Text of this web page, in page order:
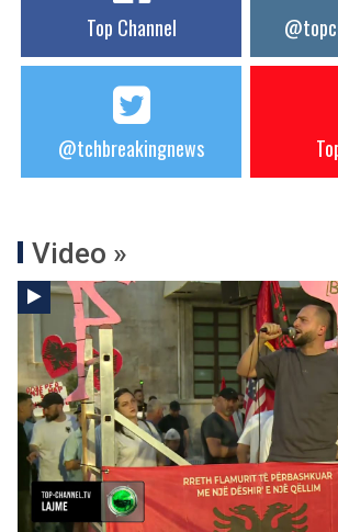
Top Channel
@tchbreakingnews
Video »